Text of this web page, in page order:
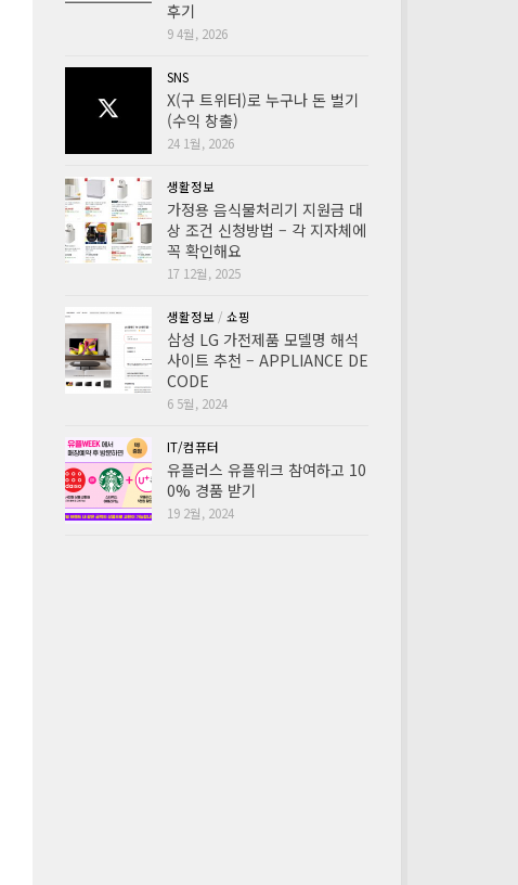
후기
9 4월, 2026
SNS
X(구 트위터)로 누구나 돈 벌기
(수익 창출)
24 1월, 2026
생활정보
가정용 음식물처리기 지원금 대
상 조건 신청방법 – 각 지자체에
꼭 확인해요
17 12월, 2025
생활정보 / 쇼핑
삼성 LG 가전제품 모델명 해석
사이트 추천 – APPLIANCE DE
CODE
6 5월, 2024
IT/컴퓨터
유플러스 유플위크 참여하고 10
0% 경품 받기
19 2월, 2024